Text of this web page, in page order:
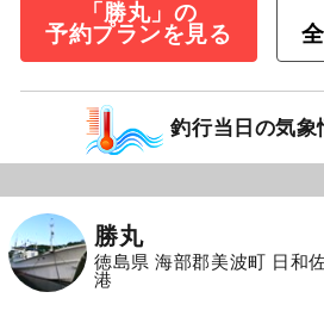
「勝丸」の
予約プランを見る
釣行当日の気象
勝丸
徳島県 海部郡美波町 日和
港